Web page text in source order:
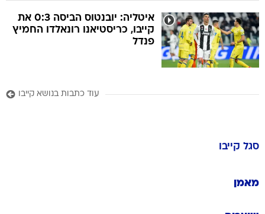
איטליה: יובנטוס הביסה 0:3 את
קייבו, כריסטיאנו רונאלדו החמיץ
פנדל
עוד כתבות בנושא קייבו
סגל קייבו
מאמן